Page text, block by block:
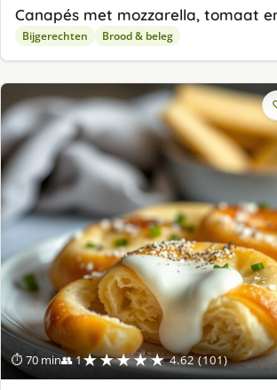
Canapés met mozzarella, tomaat
Bijgerechten Brood & beleg
⏱ 70 min👥 1★★★★★ 4.62 (101)